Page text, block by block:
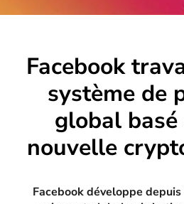
Facebook
système de
global
nouvelle
Facebook développe